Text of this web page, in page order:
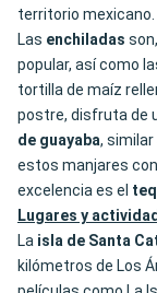
territorio mexicano.
Las enchiladas
popular, así como
tortilla de maíz
postre, disfruta de
de guayaba,
estos manjares con
excelencia es el
Lugares y
La isla de Santa
kilómetros de Los